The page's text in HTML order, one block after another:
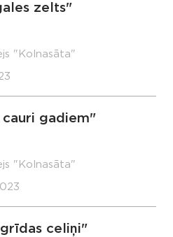
zelts"
"Kolnasāta"
cauri gadiem"
"Kolnasāta"
celiņi"